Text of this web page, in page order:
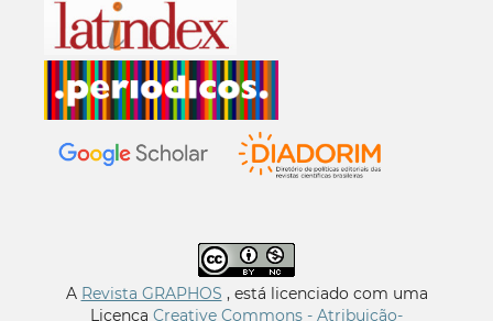
A Revista GRAPHOS , está licenciado com uma
Licença Creative Commons - Atribuição-